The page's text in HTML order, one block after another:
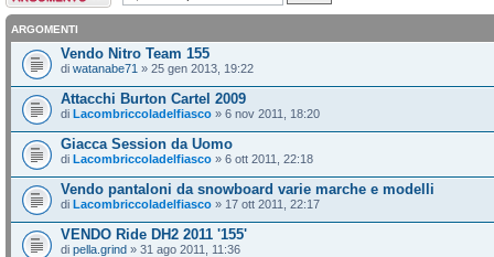
ARGOMENTI
Vendo Nitro Team 155
di watanabe71 » 25 gen 2013, 19:22
Attacchi Burton Cartel 2009
di Lacombriccoladelfiasco » 6 nov 2011, 18:20
Giacca Session da Uomo
di Lacombriccoladelfiasco » 6 ott 2011, 22:18
Vendo pantaloni da snowboard varie marche e modelli
di Lacombriccoladelfiasco » 17 ott 2011, 22:17
VENDO Ride DH2 2011 '155'
di pella.grind » 31 ago 2011, 11:36